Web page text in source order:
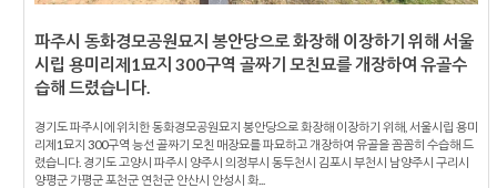
파주시 동화경모공원묘지 봉안당으로 화장해 이장하기 위해 서울
시립 용미리제1묘지 300구역 골짜기 모친묘를 개장하여 유골수
습해 드렸습니다.
경기도 파주시에 위치한 동화경모공원묘지 봉안당으로 화장해 이장하기 위해, 서울시립 용미
리제1묘지 300구역 능선 골짜기 모친 매장묘를 파묘하고 개장하여 유골을 꼼꼼히 수습해 드
렸습니다. 경기도 고양시 파주시 양주시 의정부시 동두천시 김포시 부천시 남양주시 구리시
양평군 가평군 포천군 연천군 안산시 안성시 화...